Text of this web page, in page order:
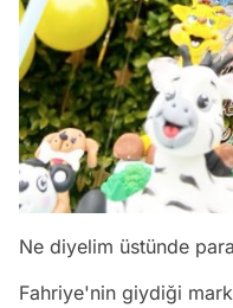
Ne diyelim üstünde
Fahriye'nin giydiği